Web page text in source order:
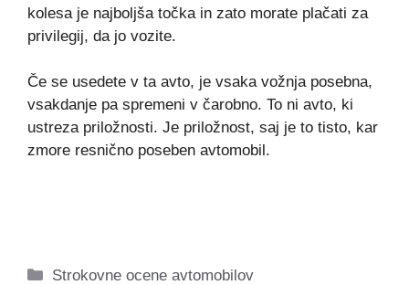
kolesa je najboljša točka in zato morate plačati za
privilegij, da jo vozite.
Če se usedete v ta avto, je vsaka vožnja posebna,
vsakdanje pa spremeni v čarobno. To ni avto, ki
ustreza priložnosti. Je priložnost, saj je to tisto, kar
zmore resnično poseben avtomobil.
Categories
Strokovne ocene avtomobilov